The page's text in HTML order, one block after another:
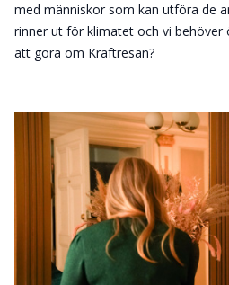
med människor som kan utföra de
rinner ut för klimatet och vi behöver
att göra om Kraftresan?